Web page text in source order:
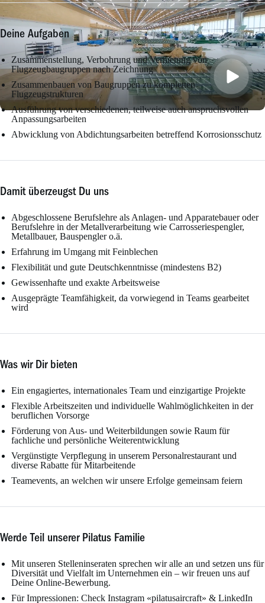
Deine Aufgaben
Zusammenstellung, Verbohrung und Vernietung von
Flugzeugbaugruppen nach Zeichnung
Zusammenbauen von Baugruppen zu kompletten
Flugzeugstrukturen
Ausführung von verschiedenen, teilweise auch anspruchsvollen
Anpassungsarbeiten
Abwicklung von Abdichtungsarbeiten betreffend Korrosionsschutz
Damit überzeugst Du uns
Abgeschlossene Berufslehre als Anlagen- und Apparatebauer oder
Berufslehre in der Metallverarbeitung wie Carrosseriespengler,
Metallbauer, Bauspengler o.ä.
Erfahrung im Umgang mit Feinblechen
Flexibilität und gute Deutschkenntnisse (mindestens B2)
Gewissenhafte und exakte Arbeitsweise
Ausgeprägte Teamfähigkeit, da vorwiegend in Teams gearbeitet
wird
Was wir Dir bieten
Ein engagiertes, internationales Team und einzigartige Projekte
Flexible Arbeitszeiten und individuelle Wahlmöglichkeiten in der
beruflichen Vorsorge
Förderung von Aus- und Weiterbildungen sowie Raum für
fachliche und persönliche Weiterentwicklung
Vergünstigte Verpflegung in unserem Personalrestaurant und
diverse Rabatte für Mitarbeitende
Teamevents, an welchen wir unsere Erfolge gemeinsam feiern
Werde Teil unserer Pilatus Familie
Mit unseren Stelleninseraten sprechen wir alle an und setzen uns für
Diversität und Vielfalt im Unternehmen ein – wir freuen uns auf
Deine Online-Bewerbung.
Für Impressionen: Check Instagram «pilatusaircraft» & LinkedIn